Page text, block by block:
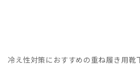
冷え性対策におすすめの重ね履き用靴